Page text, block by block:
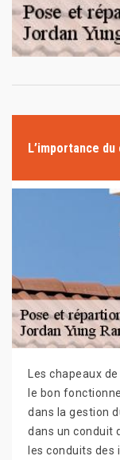
L’importance
Les chapeaux
le bon
dans la gestion
dans un conduit
les conduits